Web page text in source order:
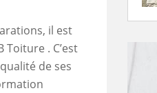
il est
. C’est
de ses